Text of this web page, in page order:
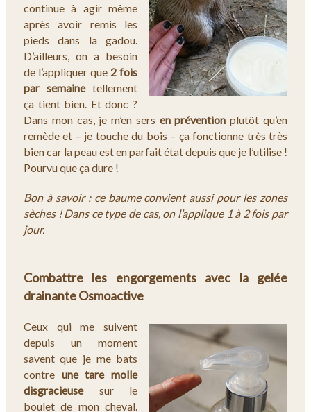
continue à agir même
après avoir remis les
pieds dans la gadou.
D’ailleurs, on a besoin
de l’appliquer que 2 fois
par semainetellement
ça tient bien. Et donc ?
Dans mon cas, je m’en sers en prévention plutôt qu’en
remède et – je touche du bois – ça fonctionne très très
bien car la peau est en parfait état depuis que je l’utilise !
Pourvu que ça dure !
Bon à savoir : ce baume convient aussi pour les zones
sèches ! Dans ce type de cas, on l’applique 1 à 2 fois par
jour.
Combattre les engorgements avec la gelée
drainante Osmoactive
Ceux qui me suivent
depuis un moment
savent que je me bats
contre une tare molle
disgracieusesur le
boulet de mon cheval.